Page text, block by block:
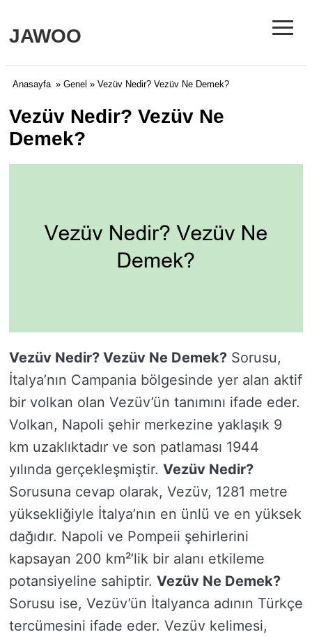
JAWOO ≡
Anasayfa » Genel » Vezüv Nedir? Vezüv Ne Demek?
Vezüv Nedir? Vezüv Ne
Demek?
Vezüv Nedir? Vezüv Ne Demek? Sorusu,
İtalya’nın Campania bölgesinde yer alan aktif
bir volkan olan Vezüv’ün tanımını ifade eder.
Volkan, Napoli şehir merkezine yaklaşık 9
km uzaklıktadır ve son patlaması 1944
yılında gerçekleşmiştir. Vezüv Nedir?
Sorusuna cevap olarak, Vezüv, 1281 metre
yüksekliğiyle İtalya’nın en ünlü ve en yüksek
dağıdır. Napoli ve Pompeii şehirlerini
kapsayan 200 km²’lik bir alanı etkileme
potansiyeline sahiptir. Vezüv Ne Demek?
Sorusu ise, Vezüv’ün İtalyanca adının Türkçe
tercümesini ifade eder. Vezüv kelimesi,